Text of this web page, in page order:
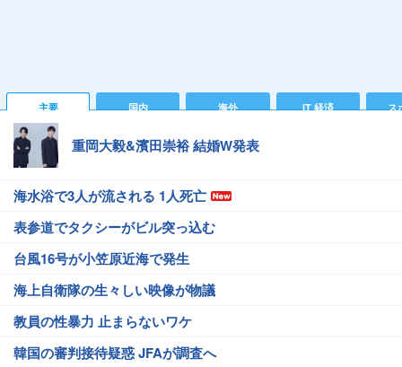
主要 国内 海外 IT 経済 ス
重岡大毅&濱田崇裕 結婚W発表
海水浴で3人が流される 1人死亡
表参道でタクシーがビル突っ込む
台風16号が小笠原近海で発生
海上自衛隊の生々しい映像が物議
教員の性暴力 止まらないワケ
韓国の審判接待疑惑 JFAが調査へ